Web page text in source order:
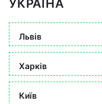
УКРАЇНА
Львів
Харків
Київ